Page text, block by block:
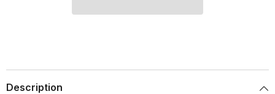
Description